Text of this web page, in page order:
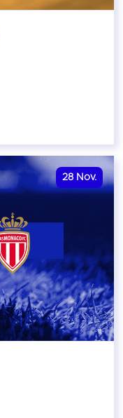
28 Nov.